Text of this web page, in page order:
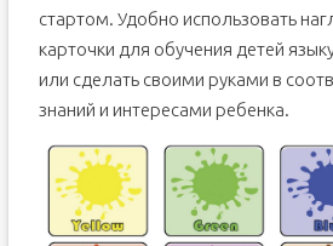
стартом. Удобно использовать
карточки для обучения детей
или сделать своими руками в
знаний и интересами ребенка.